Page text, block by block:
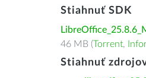
Stiahnuť SDK
46 MB (Torrent,
Stiahnuť